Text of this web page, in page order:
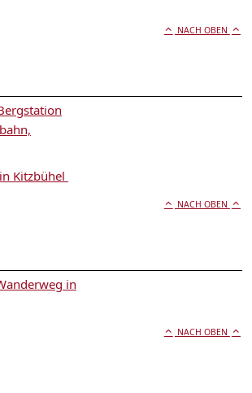
NACH OBEN
Kitzbühel
NACH OBEN
in
NACH OBEN